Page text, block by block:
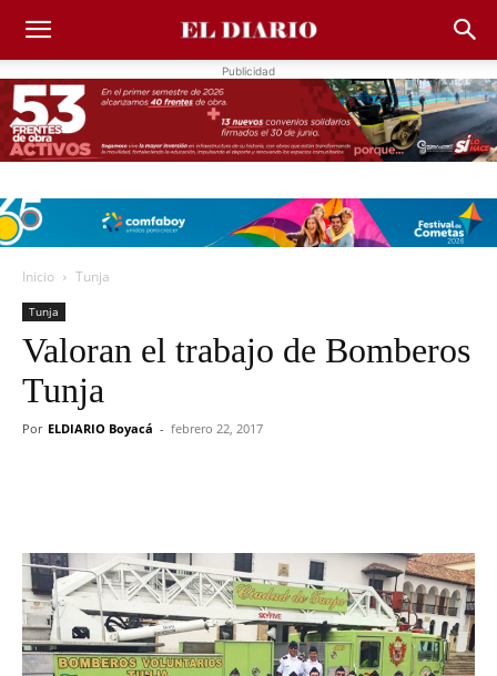
Publicidad
Inicio Tunja
Tunja
Valoran el trabajo de Bomberos
Tunja
Por ELDIARIO Boyacá - febrero 22, 2017